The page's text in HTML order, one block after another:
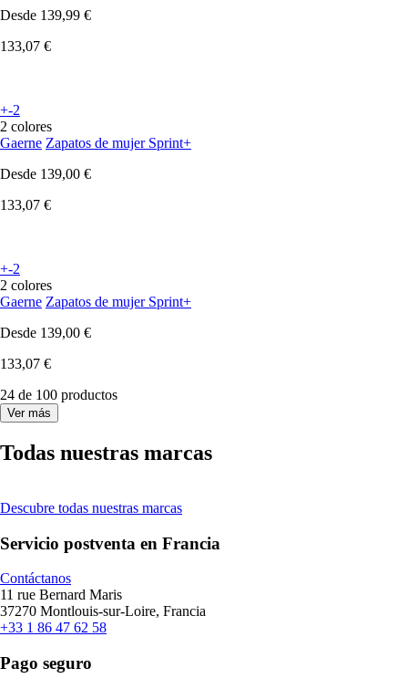
Desde 139,99 €
133,07 €
+-2
2 colores
Gaerne Zapatos de mujer Sprint+
Desde 139,00 €
133,07 €
+-2
2 colores
Gaerne Zapatos de mujer Sprint+
Desde 139,00 €
133,07 €
24 de 100 productos
Ver más
Todas nuestras marcas
Descubre todas nuestras marcas
Servicio postventa en Francia
Contáctanos
11 rue Bernard Maris
37270 Montlouis-sur-Loire, Francia
+33 1 86 47 62 58
Pago seguro